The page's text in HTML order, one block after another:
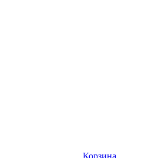
Корзина